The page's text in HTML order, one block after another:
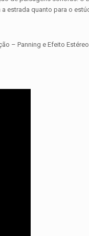
estrada quanto para o
– Panning e Efeito